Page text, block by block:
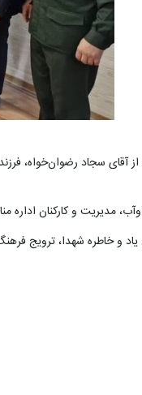
سجاد رضوان‌خواه،
مدیریت و کارکنان اداره
و خاطره شهدا، ترویج